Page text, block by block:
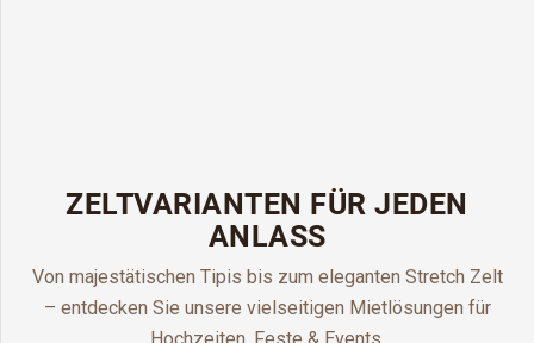
ZELTVARIANTEN FÜR JEDEN
ANLASS
Von majestätischen Tipis bis zum eleganten Stretch Zelt
– entdecken Sie unsere vielseitigen Mietlösungen für